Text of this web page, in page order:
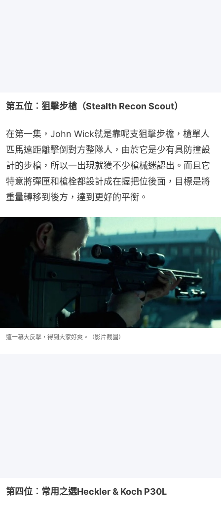
第五位︰狙擊步槍（Stealth Recon Scout）
在第一集，John Wick就是靠呢支狙擊步檐，槍單人
匹馬遠距離擊倒對方整隊人，由於它是少有具防撞設
計的步槍，所以一出現就獲不少槍械迷認出。而且它
特意將彈匣和槍栓都設計成在握把位後面，目標是將
重量轉移到後方，達到更好的平衡。
這一幕大反擊，得到大家好爽。（影片截圖）
第四位︰常用之選Heckler & Koch P30L